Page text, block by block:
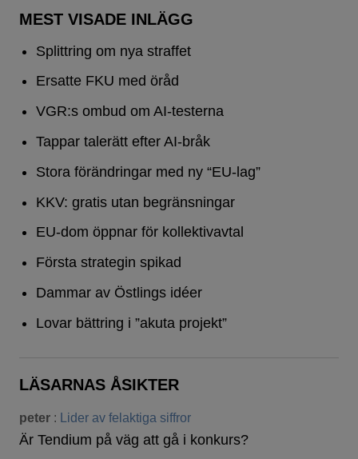
MEST VISADE INLÄGG
Splittring om nya straffet
Ersatte FKU med öråd
VGR:s ombud om AI-testerna
Tappar talerätt efter AI-bråk
Stora förändringar med ny “EU-lag”
KKV: gratis utan begränsningar
EU-dom öppnar för kollektivavtal
Första strategin spikad
Dammar av Östlings idéer
Lovar bättring i ”akuta projekt”
LÄSARNAS ÅSIKTER
peter : Lider av felaktiga siffror
Är Tendium på väg att gå i konkurs?